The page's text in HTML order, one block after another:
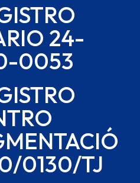
24-
0053
0130/TJ